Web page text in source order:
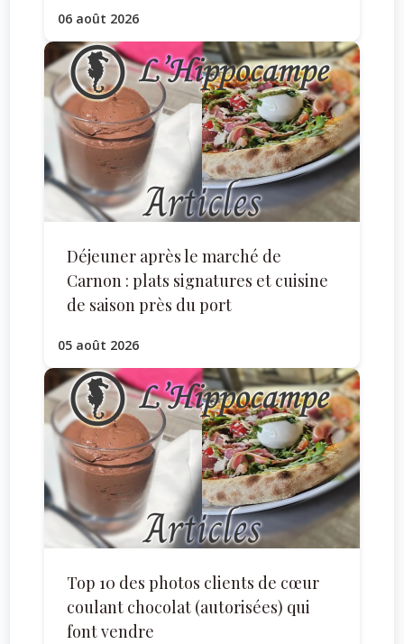
06 août 2026
Déjeuner après le marché de
Carnon : plats signatures et cuisine
de saison près du port
05 août 2026
Top 10 des photos clients de cœur
coulant chocolat (autorisées) qui
font vendre